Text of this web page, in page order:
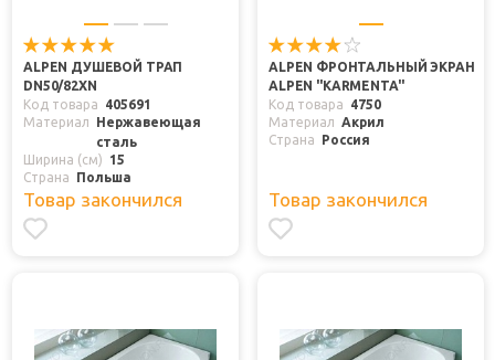
ALPEN ДУШЕВОЙ ТРАП
DN50/82XN
Код товара
405691
Материал
Нержавеющая
сталь
Ширина (см)
15
Страна
Польша
Товар закончился
ALPEN ФРОНТАЛЬНЫЙ ЭКРАН
ALPEN "KARMENTA"
Код товара
4750
Материал
Акрил
Страна
Россия
Товар закончился